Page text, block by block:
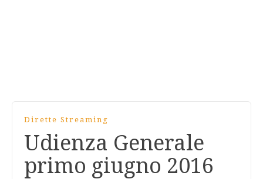
Dirette Streaming
Udienza Generale
primo giugno 2016